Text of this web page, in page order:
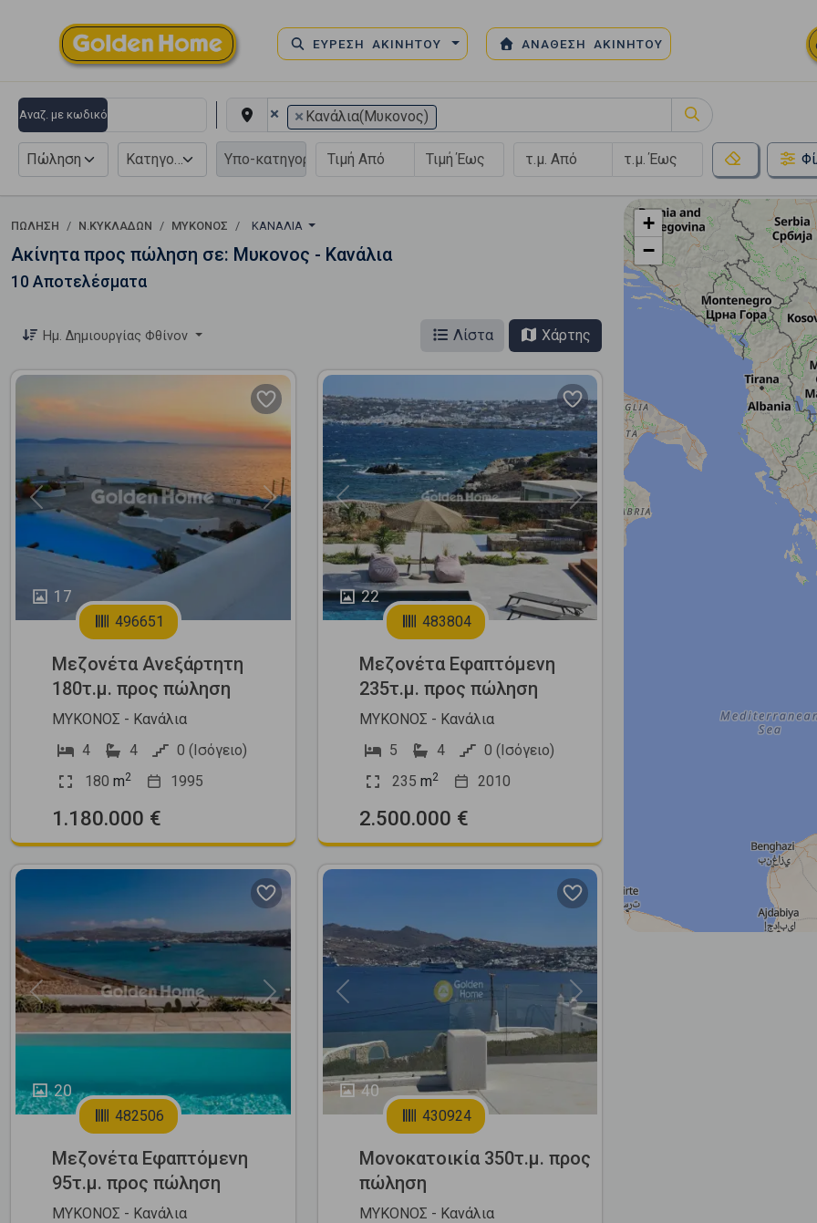
ΕΥΡΕΣΗ ΑΚΙΝΗΤΟΥ ΑΝΑΘΕΣΗ ΑΚΙΝΗΤΟΥ
Αναζ. με κωδικό × × Κανάλια(Μυκονος)
Πώληση
ΠΏΛΗΣΗ Ν.ΚΥΚΛΑΔΩΝ ΜΥΚΟΝΟΣ ΚΑΝΆΛΙΑ
Ακίνητα προς πώληση σε: Μυκονος - Κανάλια
10 Αποτελέσματα
Ημ. Δημιουργίας Φθίνον Λίστα Χάρτης
17
Previous Next
496651
Μεζονέτα Ανεξάρτητη
180τ.μ. προς πώληση
ΜΥΚΟΝΟΣ - Κανάλια
4
4
0 (Ισόγειο)
180 m2 1995
1.180.000 €
22
Previous Next
483804
Μεζονέτα Εφαπτόμενη
235τ.μ. προς πώληση
ΜΥΚΟΝΟΣ - Κανάλια
5
4
0 (Ισόγειο)
235 m2 2010
2.500.000 €
20
Previous Next
482506
Μεζονέτα Εφαπτόμενη
95τ.μ. προς πώληση
ΜΥΚΟΝΟΣ - Κανάλια
40
Previous Next
430924
Μονοκατοικία 350τ.μ. προς
πώληση
ΜΥΚΟΝΟΣ - Κανάλια
+
−